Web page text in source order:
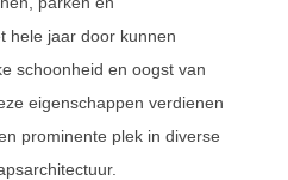
hele jaar door kunnen
schoonheid en oogst van
eigenschappen verdienen
prominente plek in diverse